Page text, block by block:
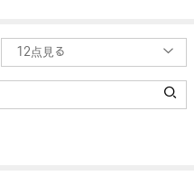
12点見る